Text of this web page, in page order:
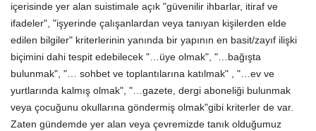
içerisinde yer alan suistimale açık "güvenilir ihbarlar, itiraf ve
ifadeler", "işyerinde çalışanlardan veya tanıyan kişilerden elde
edilen bilgiler" kriterlerinin yanında bir yapının en basit/zayıf ilişki
biçimini dahi tespit edebilecek "…üye olmak", "…bağışta
bulunmak", "… sohbet ve toplantılarına katılmak" , "…ev ve
yurtlarında kalmış olmak", "…gazete, dergi aboneliği bulunmak
veya çocuğunu okullarına göndermiş olmak"gibi kriterler de var.
Zaten gündemde yer alan veya çevremizde tanık olduğumuz